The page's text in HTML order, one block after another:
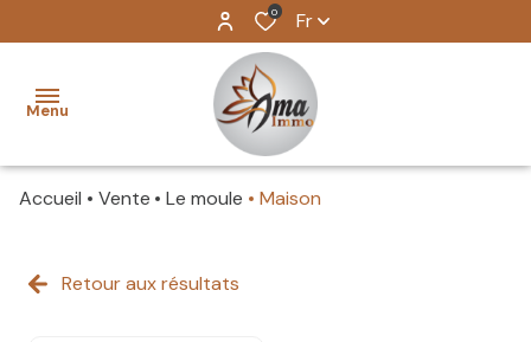
0 Fr
Menu
locations
Locations
Accueil Vente Le moule Maison
Retour aux résultats